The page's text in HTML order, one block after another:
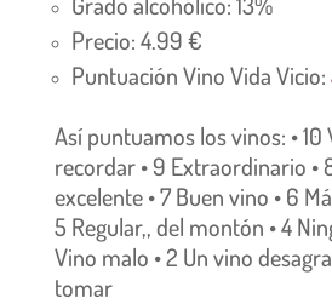
Precio: 4.99 €
Puntuación Vino Vida Vicio:
Así puntuamos los vinos: • 10
recordar • 9 Extraordinario •
excelente • 7 Buen vino • 6
5 Regular,, del montón • 4
Vino malo • 2 Un vino
tomar